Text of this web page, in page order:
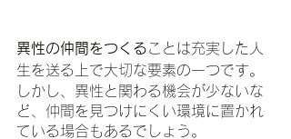
異性の仲間をつくることは充実した人
生を送る上で大切な要素の一つです。
しかし、異性と関わる機会が少ないな
ど、仲間を見つけにくい環境に置かれ
ている場合もあるでしょう。